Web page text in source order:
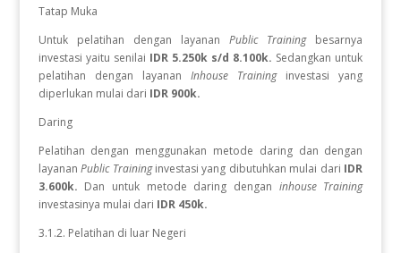
Tatap Muka
Untuk pelatihan dengan layanan Public Trainingbesarnya
investasi yaitu senilai IDR 5.250k s/d 8.100k. Sedangkan untuk
pelatihan dengan layanan Inhouse Training investasi yang
diperlukan mulai dari IDR 900k.
Daring
Pelatihan dengan menggunakan metode daring dan dengan
layananPublic Traininginvestasi yang dibutuhkan mulai dari IDR
3.600k. Dan untuk metode daring dengan inhouse Training
investasinya mulai dari IDR 450k.
3.1.2. Pelatihan di luar Negeri